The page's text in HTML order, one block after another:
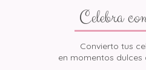
Celebra
Convierto tus
en momentos dulces